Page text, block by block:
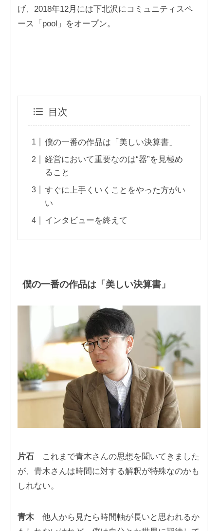
げ、2018年12月には下北沢にコミュニティスペ
ース「pool」をオープン。
目次
僕の一番の作品は「美しい決算書」
経営において重要なのは“器”を見極め
ること
すぐに上手くいくことをやった方がい
い
インタビューを終えて
僕の一番の作品は「美しい決算書」
片石これまで青木さんの思想を聞いてきました
が、青木さんは時間に対する解釈が特殊なのかも
しれない。
青木他人から見たら時間軸が長いと思われるか